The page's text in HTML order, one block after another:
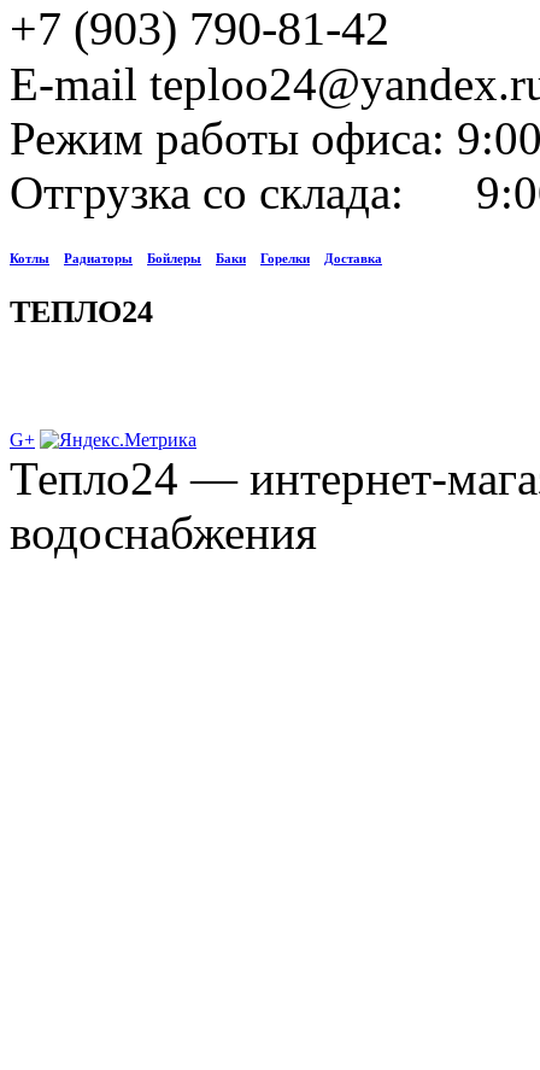
+7 (903) 790-81-42
E-mail
Режим работы офиса:
Отгрузка со склада:
Котлы Радиаторы Бойлеры Баки Горелки Доставка
ТЕПЛО24
G+
Тепло24 — интернет-
водоснабжения